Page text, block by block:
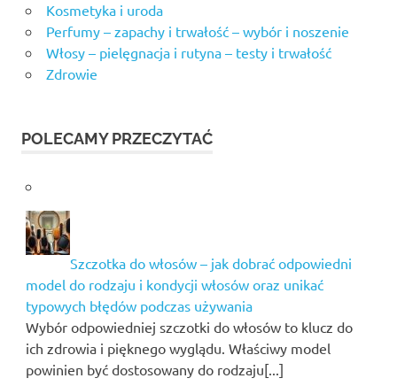
Kosmetyka i uroda
Perfumy – zapachy i trwałość – wybór i noszenie
Włosy – pielęgnacja i rutyna – testy i trwałość
Zdrowie
POLECAMY PRZECZYTAĆ
Szczotka do włosów – jak dobrać odpowiedni
model do rodzaju i kondycji włosów oraz unikać
typowych błędów podczas używania
Wybór odpowiedniej szczotki do włosów to klucz do
ich zdrowia i pięknego wyglądu. Właściwy model
powinien być dostosowany do rodzaju[...]